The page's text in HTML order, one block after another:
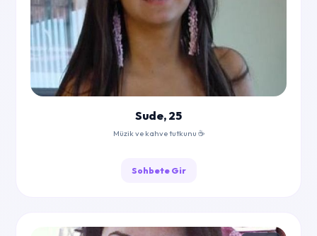
Sude, 25
Müzik ve kahve tutkunu ☕
Sohbete Gir